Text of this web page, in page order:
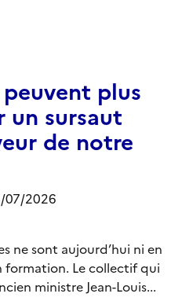
plus
un sursaut
de notre
07/2026
ne sont aujourd’hui ni en
formation. Le collectif qui
ministre Jean-Louis...